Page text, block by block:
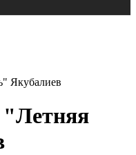
Якубалиев
"Летняя